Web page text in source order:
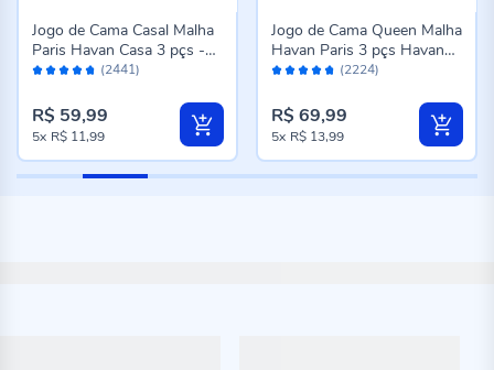
Avaliação: (2441)
Jogo de Cama Casal Malha
Paris Havan Casa 3 pçs -
Jardim Rosa Suave
R$ 59,99
5x R$ 11,99
Avaliação: (2224)
Jogo de Cama Queen Malha
Havan Paris 3 pçs Havan
Casa - Madrid Verde Topaz
R$ 69,99
5x R$ 13,99